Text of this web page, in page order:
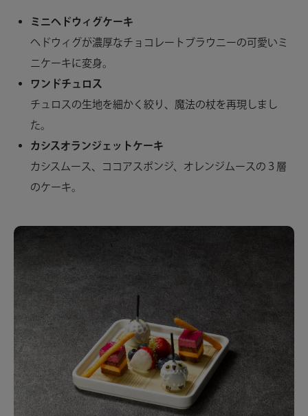
ミニヘドウィグケーキ
ヘドウィグが濃厚なチョコレートブラウニーの可愛いミ
ニケーキに変身。
ワンドチュロス
チュロスの生地を細かく絞り、魔法の杖を再現しまし
た。
カシスオランジェットケーキ
カシスムース、ココアスポンジ、オレンジムースの３層
のケーキ。